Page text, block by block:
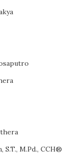
S.T., M.Pd., CCH®️